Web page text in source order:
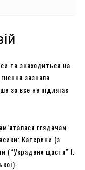
та знаходиться на
зазнала
за все не підлягає
глядачам
Катерини (з
(“Украдене щастя” І.